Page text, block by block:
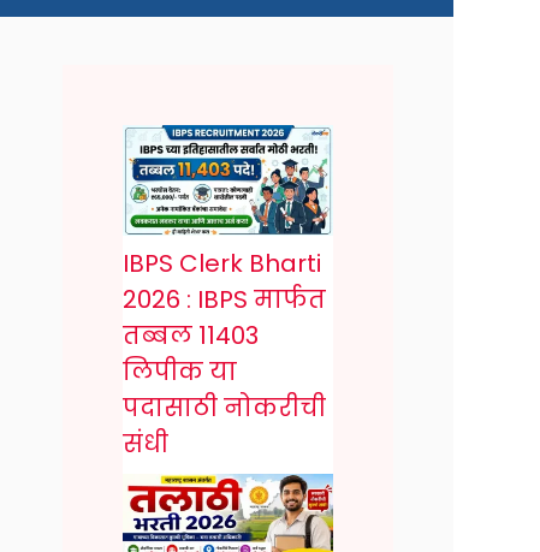
IBPS Clerk Bharti
2026 : IBPS मार्फत
तब्बल 11403
लिपीक या
पदासाठी नोकरीची
संधी